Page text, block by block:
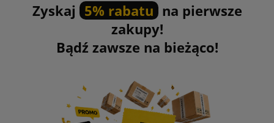
Zyskaj 5% rabatu na pierwsze
zakupy!
Bądź zawsze na bieżąco!